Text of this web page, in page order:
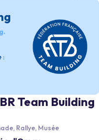
:
Team Building
Rallye, Musée